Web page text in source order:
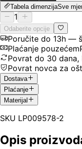
Tabela dimenzijaSve
1
Odaberite opcije
Poručite do 13h —
Plaćanje pouzećem
Povrat do 30 dana,
Povrat novca za
Dostava
Plaćanje
Materijal
SKU LP009578-2
Opis